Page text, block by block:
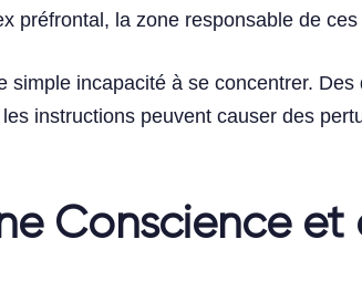
préfrontal, la zone responsable de
simple incapacité à se concentrer.
instructions peuvent causer des
Conscience et